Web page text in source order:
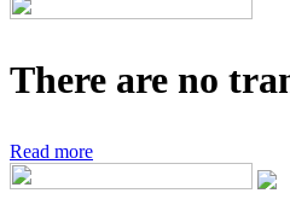
There are no
Read more